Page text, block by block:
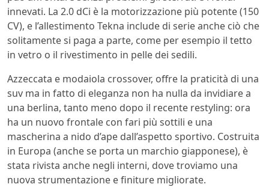
innevati. La 2.0 dCi è la motorizzazione più potente (150
CV), e l’allestimento Tekna include di serie anche ciò che
solitamente si paga a parte, come per esempio il tetto
in vetro o il rivestimento in pelle dei sedili.
Azzeccata e modaiola crossover, offre la praticità di una
suv ma in fatto di eleganza non ha nulla da invidiare a
una berlina, tanto meno dopo il recente restyling: ora
ha un nuovo frontale con fari più sottili e una
mascherina a nido d’ape dall’aspetto sportivo. Costruita
in Europa (anche se porta un marchio giapponese), è
stata rivista anche negli interni, dove troviamo una
nuova strumentazione e finiture migliorate.